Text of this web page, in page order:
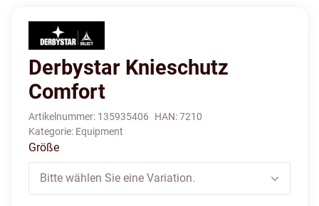
Derbystar Knieschutz
Comfort
Artikelnummer: 135935406 HAN:7210
Kategorie: Equipment
Größe
Bitte wählen Sie eine Variation.